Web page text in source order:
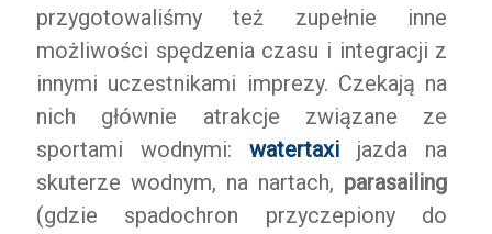
przygotowaliśmy też zupełnie inne
możliwości spędzenia czasu i integracji z
innymi uczestnikami imprezy. Czekają na
nich głównie atrakcje związane ze
sportami wodnymi:watertaxi jazda na
skuterze wodnym, na nartach, parasailing
(gdzie spadochron przyczepiony do